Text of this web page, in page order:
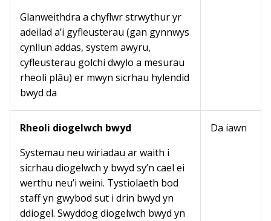
Glanweithdra a chyflwr strwythur yr
adeilad a’i gyfleusterau (gan gynnwys
cynllun addas, system awyru,
cyfleusterau golchi dwylo a mesurau
rheoli plâu) er mwyn sicrhau hylendid
bwyd da
Rheoli diogelwch bwyd
Systemau neu wiriadau ar waith i
sicrhau diogelwch y bwyd sy’n cael ei
werthu neu’i weini. Tystiolaeth bod
staff yn gwybod sut i drin bwyd yn
ddiogel. Swyddog diogelwch bwyd yn
Da iawn